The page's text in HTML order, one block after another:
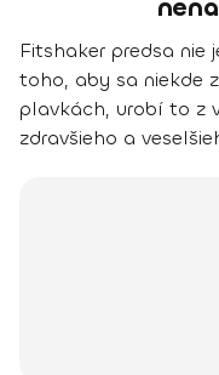
Fitshaker predsa nie
toho, aby sa niekde
plavkách, urobí to z
zdravšieho a